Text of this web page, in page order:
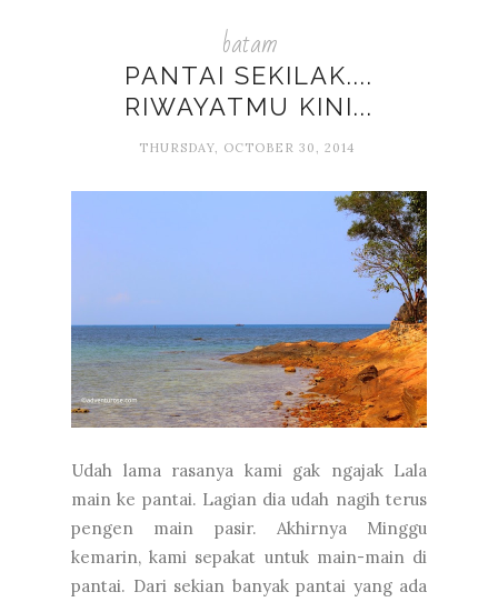
batam
PANTAI SEKILAK....
RIWAYATMU KINI...
THURSDAY, OCTOBER 30, 2014
Udah lama rasanya kami gak ngajak Lala
main ke pantai. Lagian dia udah nagih terus
pengen main pasir. Akhirnya Minggu
kemarin, kami sepakat untuk main-main di
pantai. Dari sekian banyak pantai yang ada